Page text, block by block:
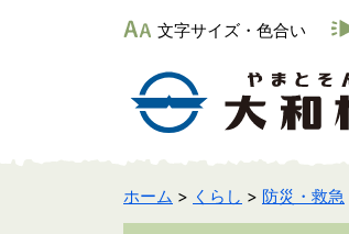
文字サイズ・色合い
ホーム > くらし > 防災・救急